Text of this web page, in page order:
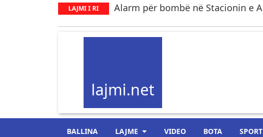
LAJMI I RI Alarm për bombë në Stacionin e
lajmi.net
BALLINA LAJME VIDEO BOTA SPORT